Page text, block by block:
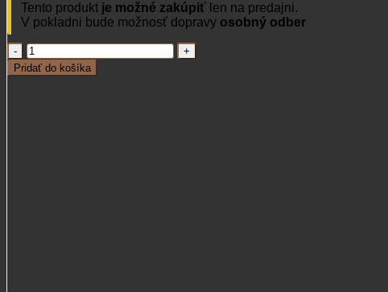
Tento produkt je možné zakúpiť len na predajni.
V pokladni bude možnosť dopravy osobný odber
množstvo
LFB
7x57
Pridať do košíka